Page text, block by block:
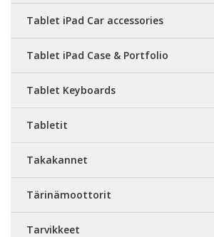
Tablet iPad Car accessories
Tablet iPad Case & Portfolio
Tablet Keyboards
Tabletit
Takakannet
Tärinämoottorit
Tarvikkeet